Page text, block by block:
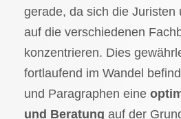
gerade, da sich die Juristen
auf die verschiedenen
konzentrieren. Dies
fortlaufend im Wandel
und Paragraphen eine
und Beratung auf der